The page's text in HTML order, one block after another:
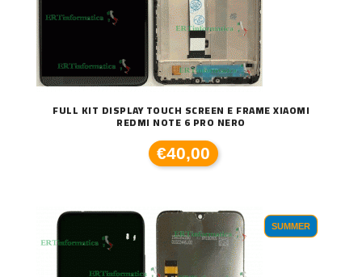
FULL KIT DISPLAY TOUCH SCREEN E FRAME XIAOMI
REDMI NOTE 6 PRO NERO
€40,00
SUMMER